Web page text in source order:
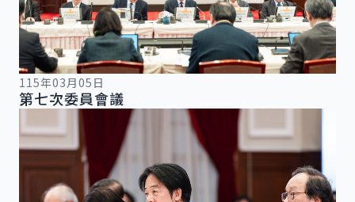
115年03月05日
第七次委員會議